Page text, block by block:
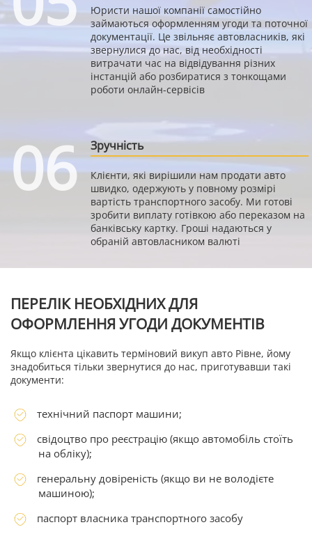
Юристи нашої компанії самостійно
займаються оформленням угоди та поточної
документації. Це звільняє автовласників, які
звернулися до нас, від необхідності
витрачати час на відвідування різних
інстанцій або розбиратися з тонкощами
роботи онлайн-сервісів
06 Зручність
Клієнти, які вирішили нам продати авто
швидко, одержують у повному розмірі
вартість транспортного засобу. Ми готові
зробити виплату готівкою або переказом на
банківську картку. Гроші надаються у
обраній автовласником валюті
ПЕРЕЛІК НЕОБХІДНИХ ДЛЯ
ОФОРМЛЕННЯ УГОДИ ДОКУМЕНТІВ
Якщо клієнта цікавить терміновий викуп авто Рівне, йому
знадобиться тільки звернутися до нас, приготувавши такі
документи:
технічний паспорт машини;
свідоцтво про реєстрацію (якщо автомобіль стоїть
на обліку);
генеральну довіреність (якщо ви не володієте
машиною);
паспорт власника транспортного засобу